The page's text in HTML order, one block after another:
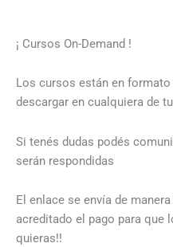
¡ Cursos On-Demand !
Los cursos están en formato
descargar en cualquiera de
Si tenés dudas podés
serán respondidas
El enlace se envía de
acreditado el pago para que
quieras!!